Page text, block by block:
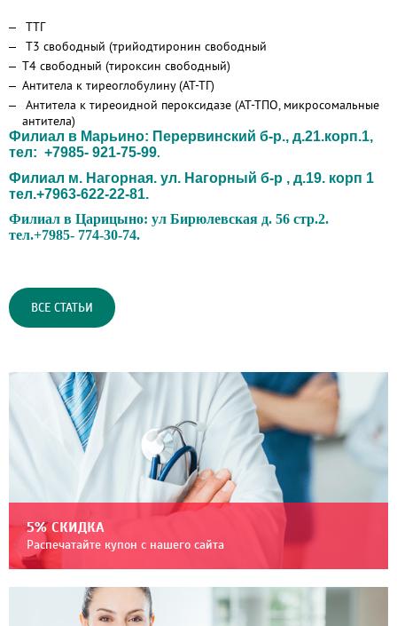
ТТГ
Т3 свободный (трийодтиронин свободный
Т4 свободный (тироксин свободный)
Антитела к тиреоглобулину (АТ-ТГ)
Антитела к тиреоидной пероксидазе (АТ-ТПО, микросомальные
антитела)
Филиал в Марьино: Перервинский б-р., д.21.корп.1,
тел: +7985- 921-75-99.
Филиал м. Нагорная. ул. Нагорный б-р , д.19. корп 1
тел.+7963-622-22-81.
Филиал в Царицыно: ул Бирюлевская д. 56 стр.2.
тел.+7985- 774-30-74.
ВСЕ СТАТЬИ
5% СКИДКА
Распечатайте купон с нашего сайта